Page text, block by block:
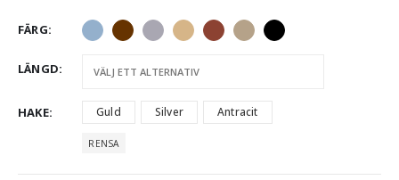
FÄRG
LÄNGD
HAKE Guld Silver Antracit
RENSA